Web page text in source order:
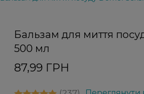
Бальзам для миття
500 мл
87,99 ГРН